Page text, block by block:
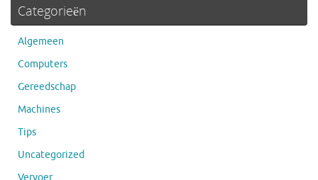
Categorieën
Algemeen
Computers
Gereedschap
Machines
Tips
Uncategorized
Vervoer